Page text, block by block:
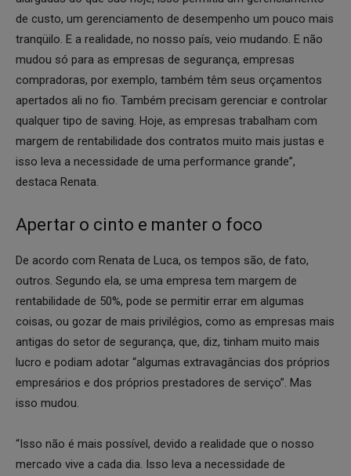
de custo, um gerenciamento de desempenho um pouco mais
tranqüilo. E a realidade, no nosso país, veio mudando. E não
mudou só para as empresas de segurança, empresas
compradoras, por exemplo, também têm seus orçamentos
apertados ali no fio. Também precisam gerenciar e controlar
qualquer tipo de saving. Hoje, as empresas trabalham com
margem de rentabilidade dos contratos muito mais justas e
isso leva a necessidade de uma performance grande”,
destaca Renata.
Apertar o cinto e manter o foco
De acordo com Renata de Luca, os tempos são, de fato,
outros. Segundo ela, se uma empresa tem margem de
rentabilidade de 50%, pode se permitir errar em algumas
coisas, ou gozar de mais privilégios, como as empresas mais
antigas do setor de segurança, que, diz, tinham muito mais
lucro e podiam adotar “algumas extravagâncias dos próprios
empresários e dos próprios prestadores de serviço”. Mas
isso mudou.
“Isso não é mais possível, devido a realidade que o nosso
mercado vive a cada dia. Isso leva a necessidade de